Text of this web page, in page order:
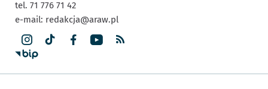
tel. 71 776 71 42
e-mail: redakcja@araw.pl